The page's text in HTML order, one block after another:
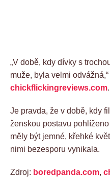
„V době, kdy dívky s
muže, byla velmi
chickflickingreviews.com.
Je pravda, že v době, kdy
ženskou postavu
měly být jemné, křehké
nimi bezesporu vynikala.
Zdroj: boredpanda.com,